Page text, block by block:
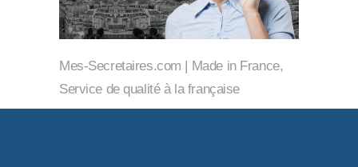
Mes-Secretaires.com | Made in France,
Service de qualité à la française